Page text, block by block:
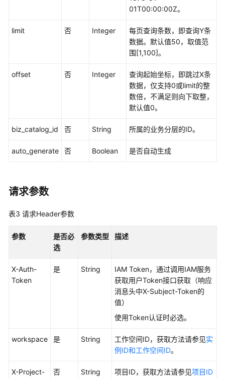
板
口
管
接
题
接
01T00:00:00Z。
limit 否 Integer
每页查询条数，即查询Y条
数据。默认值50，取值范
围[1,100]。
offset 否 Integer
查询起始坐标，即跳过X条
数据，仅支持0或limit的整
数倍，不满足则向下取整，
默认值0。
biz_catalog_id 否 String 所属的业务分层的ID。
auto_generate 否 Boolean 是否自动生成
请求参数
表3 请求Header参数
参数
是否必
选
参数类型 描述
X-Auth-
Token
是 String
IAM Token，通过调用IAM服务
获取用户Token接口获取（响应
消息头中X-Subject-Token的
值）
使用Token认证时必选。
workspace 是 String 工作空间ID，获取方法请参见实
例ID和工作空间ID。
X-Project- 否 String 项目ID，获取方法请参见项目ID